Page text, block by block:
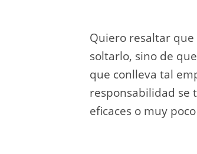
Quiero resaltar
soltarlo, sino de
que conlleva tal
responsabilidad se
eficaces o muy